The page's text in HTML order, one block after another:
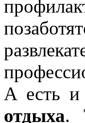
А есть и
отдыха.